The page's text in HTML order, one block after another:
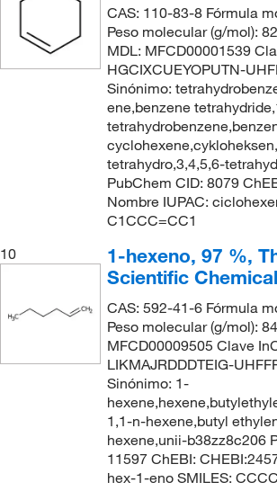
CAS: 110-83-8 Fórmula
Peso molecular (g/mol):
MDL: MFCD00001539
HGCIXCUEYOPUTN-
Sinónimo:
ene,benzene
tetrahydro,3,4,5,6-
PubChem CID: 8079
Nombre IUPAC:
C1CCC=CC1
10
1-hexeno, 97 %,
Scientific
CAS: 592-41-6 Fórmula
Peso molecular (g/mol):
MFCD00009505 Clave
LIKMAJRDDDTEIG-
Sinónimo: 1-
1,1-n-hexene,butyl
hexene,unii-b38zz8c206
11597 ChEBI:
hex-1-eno SMILES: